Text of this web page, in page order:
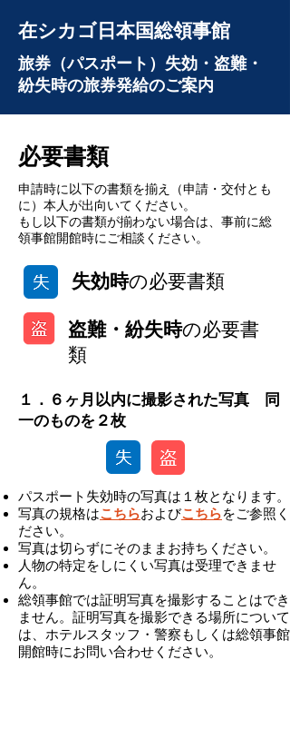
在シカゴ日本国総領事館
旅券（パスポート）失効・盗難・
紛失時の旅券発給のご案内
必要書類
申請時に以下の書類を揃え（申請・交付とも
に）本人が出向いてください。
もし以下の書類が揃わない場合は、事前に総
領事館開館時にご相談ください。
失効時の必要書類
盗難・紛失時の必要書
類
１．６ヶ月以内に撮影された写真 同
一のものを２枚
パスポート失効時の写真は１枚となります。
写真の規格はこちらおよびこちらをご参照く
ださい。
写真は切らずにそのままお持ちください。
人物の特定をしにくい写真は受理できませ
ん。
総領事館では証明写真を撮影することはでき
ません。証明写真を撮影できる場所について
は、ホテルスタッフ・警察もしくは総領事館
開館時にお問い合わせください。